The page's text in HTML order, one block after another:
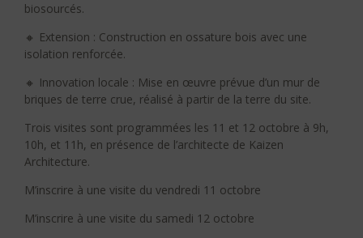
biosourcés.
🔸 Extension : Construction en ossature bois avec une
isolation renforcée.
🔸 Innovation locale : Mise en œuvre prévue d’un mur de
briques de terre crue, réalisé à partir de la terre du site.
Trois visites sont programmées les 11 et 12 octobre à 9h,
10h, et 11h, en présence de l’architecte de Kaizen
Architecture.
M’inscrire à une visite du vendredi 11 octobre
M’inscrire à une visite du samedi 12 octobre